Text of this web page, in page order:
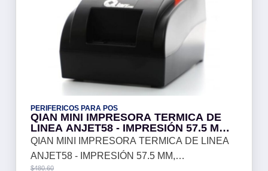
PERIFERICOS PARA POS
QIAN MINI IMPRESORA TERMICA DE
LINEA ANJET58 - IMPRESIÓN 57.5 MM,
RESOLUCION 384 PUNTOS LINEA, 203
DPI, VELOCIDAD 103MM/S, USB, MOD.
QIT581701
QIAN MINI IMPRESORA TERMICA DE LINEA
ANJET58 - IMPRESIÓN 57.5 MM,
$480.60